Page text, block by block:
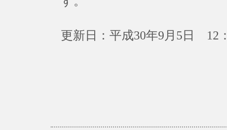
更新日：平成30年9月5日 12